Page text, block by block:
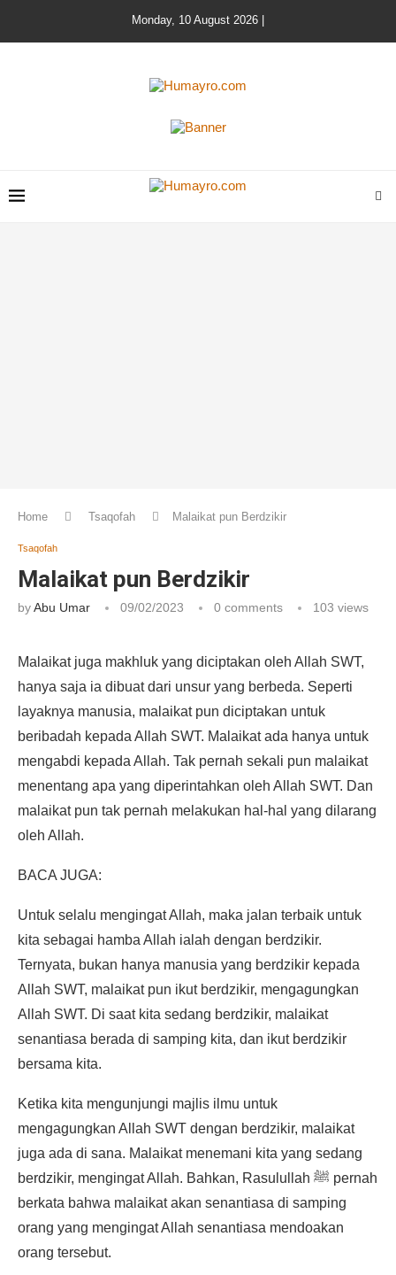
Monday, 10 August 2026 |
Home Tsaqofah Malaikat pun Berdzikir
Tsaqofah
Malaikat pun Berdzikir
byAbu Umar 09/02/2023 0 comments 103 views
Malaikat juga makhluk yang diciptakan oleh Allah SWT,
hanya saja ia dibuat dari unsur yang berbeda. Seperti
layaknya manusia, malaikat pun diciptakan untuk
beribadah kepada Allah SWT. Malaikat ada hanya untuk
mengabdi kepada Allah. Tak pernah sekali pun malaikat
menentang apa yang diperintahkan oleh Allah SWT. Dan
malaikat pun tak pernah melakukan hal-hal yang dilarang
oleh Allah.
BACA JUGA:
Untuk selalu mengingat Allah, maka jalan terbaik untuk
kita sebagai hamba Allah ialah dengan berdzikir.
Ternyata, bukan hanya manusia yang berdzikir kepada
Allah SWT, malaikat pun ikut berdzikir, mengagungkan
Allah SWT. Di saat kita sedang berdzikir, malaikat
senantiasa berada di samping kita, dan ikut berdzikir
bersama kita.
Ketika kita mengunjungi majlis ilmu untuk
mengagungkan Allah SWT dengan berdzikir, malaikat
juga ada di sana. Malaikat menemani kita yang sedang
berdzikir, mengingat Allah. Bahkan, Rasulullah ﷺ pernah
berkata bahwa malaikat akan senantiasa di samping
orang yang mengingat Allah senantiasa mendoakan
orang tersebut.